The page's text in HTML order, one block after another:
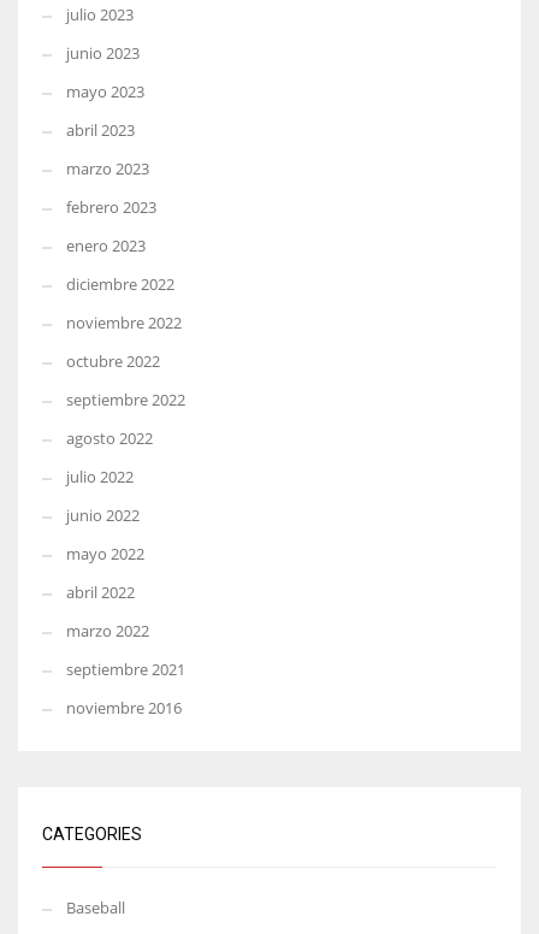
julio 2023
junio 2023
mayo 2023
abril 2023
marzo 2023
febrero 2023
enero 2023
diciembre 2022
noviembre 2022
octubre 2022
septiembre 2022
agosto 2022
julio 2022
junio 2022
mayo 2022
abril 2022
marzo 2022
septiembre 2021
noviembre 2016
CATEGORIES
Baseball